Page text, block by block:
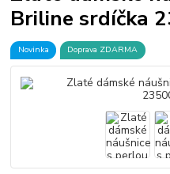
Briline srdíčka
Novinka Doprava ZDARMA